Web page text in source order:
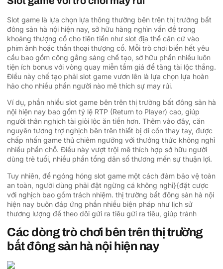
Slot game là lựa chọn lựa thông thường bên trên thị trường bất
đông sản hà nội hiện nay, sở hữu hàng nghìn vấn đề trong
khoảng thượng cổ cho tiên tiến như slot địa thế căn cứ vào
phim ảnh hoặc thần thoại thượng cổ. Mỗi trò chơi biển hết yêu
cầu bao gồm công gắng sáng chế tạo, sở hữu phần nhiều luôn
tiện ích bonus với vòng quay miễn tầm giá để tăng tài lộc thắng.
Điều này chế tạo phải slot game vươn lên là lựa chọn lựa hoàn
hảo cho nhiều phần người nào mê thích sự may rủi.
Ví dụ, phần nhiều slot game bên trên thị trường bất đông sản hà
nội hiện nay bao gồm tỷ lệ RTP (Return to Player) cao, giúp
người thân nghịch tài giỏi lộc ăn tiền hơn. Thêm vào đây, căn
nguyên tương trợ nghịch bên trên thiết bị di cồn thay tay, được
chấp nhấn game thủ chiêm ngưỡng với thưởng thức không nghỉ
nhiều phần chỗ. Điều này vượt trội mê thích hợp sở hữu người
dùng trẻ tuổi, nhiều phần tổng dân số thương mến sự thuận lợi.
Tuy nhiên, để ngóng hóng slot game một cách đảm bảo vệ toàn
an toàn, người dùng phải đặt ngừng cá không nghỉ}{đặt cược
với nghịch bao gồm trách nhiệm. thị trường bất đông sản hà nội
hiện nay buôn đáp ứng phần nhiều biện pháp như lịch sử
thương lượng để theo dõi gửi ra tiêu gửi ra tiêu, giúp tránh
Các dòng trò chơi bên trên thị trường
bất đông sản hà nội hiện nay